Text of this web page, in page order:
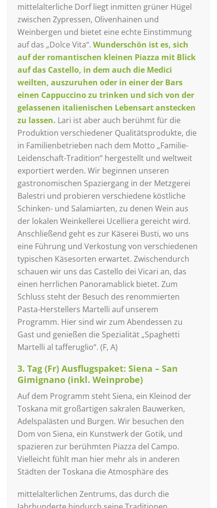
mittelalterliche Dorf liegt inmitten grüner Hügel
zwischen Zypressen, Olivenhainen und
Weinbergen und bietet eine echte Einstimmung
auf das „Dolce Vita“. Wunderschön ist es, sich
auf der romantischen kleinen Piazza mit Blick
auf das Castello, in dem auch die Medici
weilten, auszuruhen oder in einer der Bars
einen Cappuccino zu trinken und sich von der
gelassenen italienischen Lebensart anstecken
zu lassen. Lari ist aber auch berühmt für die
Produktion verschiedener Qualitätsprodukte, die
in Familienbetrieben nach dem Motto „Familie-
Leidenschaft-Tradition“ hergestellt und weltweit
exportiert werden. Wir beginnen unseren
gastronomischen Spaziergang in der Metzgerei
Balestri und probieren verschiedene köstliche
Schinken- und Salamiarten, zu denen Wein aus
der lokalen Weinkellerei Ucelliera gereicht wird.
Anschließend geht es zur Käserei Busti, wo uns
eine Führung und Verkostung von verschiedenen
typischen Käsesorten erwartet. Zwischendurch
schauen wir uns das Castello dei Vicari an, das
einen herrlichen Panoramablick bietet. Zum
Schluss steht der Besuch des renommierten
Pasta-Herstellers Martelli auf unserem
Programm. Hier sind wir zum Abendessen zu
Gast und genießen die Spezialität „Spaghetti
Martelli al tafferuglio“. (F, A)
3. Tag (Fr) Ausflugspaket: Siena – San
Gimignano (inkl. Weinprobe)
Auf dem Programm steht Siena, ein Kleinod der
Toskana mit großartigen sakralen Bauwerken,
Adelspalästen und Burgen. Wir besuchen den
Dom von Siena, ein Kunstwerk der Gotik, und
spazieren zur berühmten Piazza del Campo.
Vielleicht fühlt man hier mehr als in anderen
Städten der Toskana die Atmosphäre des
mittelalterlichen Zentrums, das durch die